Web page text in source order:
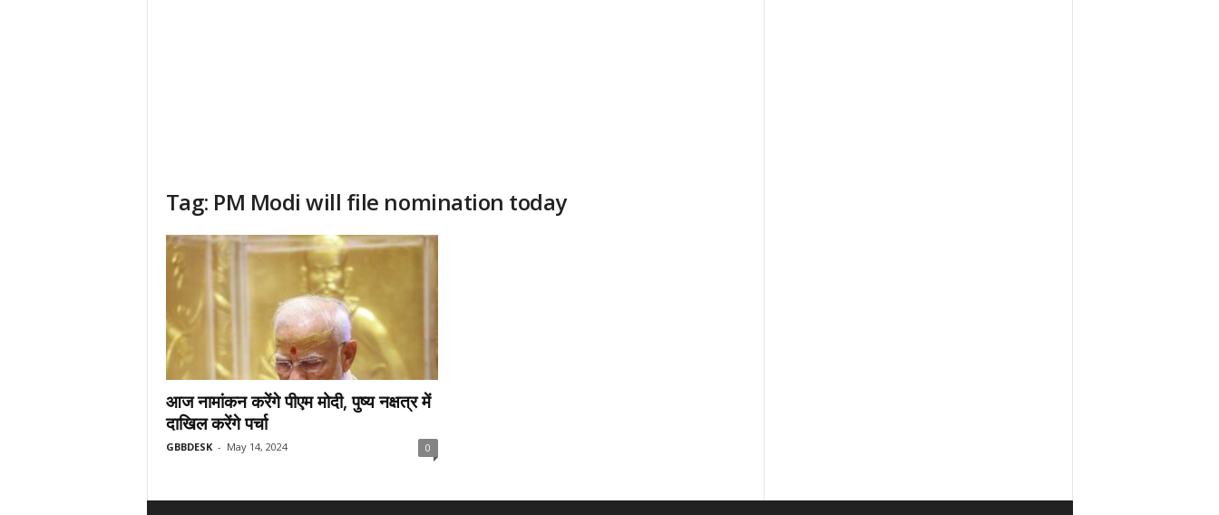
Tag: PM Modi will file nomination today
आज नामांकन करेंगे पीएम मोदी, पुष्य नक्षत्र में
दाखिल करेंगे पर्चा
GBBDESK - May 14, 2024 0